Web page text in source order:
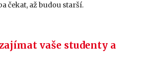
čekat, až budou starší.
vaše studenty a